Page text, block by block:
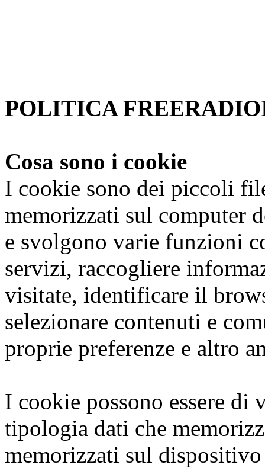
POLITICA
Cosa sono i cookie
I cookie sono dei piccoli
memorizzati sul computer
e svolgono varie funzioni
servizi, raccogliere
visitate, identificare il
selezionare contenuti e
proprie preferenze e altro
I cookie possono essere di
tipologia dati che
memorizzati sul